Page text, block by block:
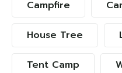
Campfire
House Tree
Tent Camp